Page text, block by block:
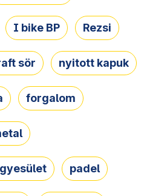
I bike BP Rezsi
sör nyitott kapuk
forgalom
padel